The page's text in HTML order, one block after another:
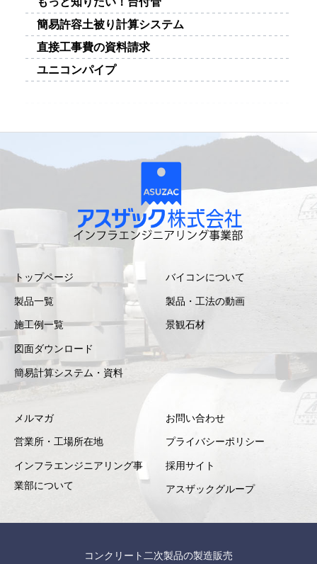
簡易許容土被り計算システム
直接工事費の資料請求
ユニコンパイプ
トップページ
製品一覧
施工例一覧
図面ダウンロード
簡易計算システム・資料
バイコンについて
製品・工法の動画
景観石材
メルマガ
営業所・工場所在地
インフラエンジニアリング事
業部について
お問い合わせ
プライバシーポリシー
採用サイト
アスザックグループ
コンクリート二次製品の製造販売